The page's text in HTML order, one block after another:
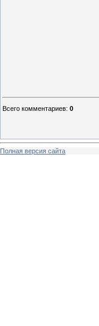
Всего комментариев: 0
Полная версия сайта